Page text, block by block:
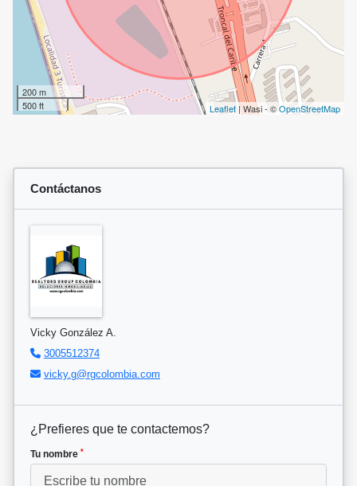
200 m
500 ft
Leaflet | Wasi - ©OpenStreetMap
Contáctanos
Vicky González A.
3005512374
vicky.g@rgcolombia.com
¿Prefieres que te contactemos?
Tu nombre *